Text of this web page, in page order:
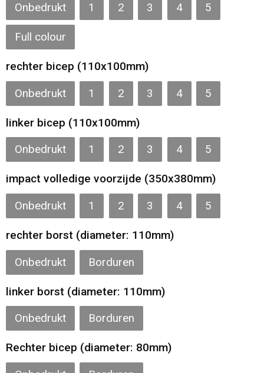
Onbedrukt 1 2 3 4 5
Full colour
rechter bicep (110x100mm)
Onbedrukt 1 2 3 4 5
linker bicep (110x100mm)
Onbedrukt 1 2 3 4 5
impact volledige voorzijde (350x380mm)
Onbedrukt 1 2 3 4 5
rechter borst (diameter: 110mm)
Onbedrukt Borduren
linker borst (diameter: 110mm)
Onbedrukt Borduren
Rechter bicep (diameter: 80mm)